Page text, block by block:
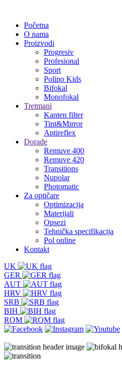
Početna
O nama
Proizvodi
Progresiv
Profesional
Sport
Polino Kids
Bifokal
Monofokal
Tretmani
Kanten filter
Tint&Mirror
Antireflex
Dorade
Remuve 400
Remuve 420
Transitions
Nupolar
Photomatic
Za optičare
Optimizacija
Materijali
Opsezi
Tehnička specifikacija
Pol online
Kontakt
UK
GER
AUT
HRV
SRB
BIH
ROM